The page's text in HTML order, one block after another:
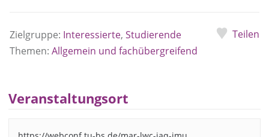
Zielgruppe: Interessierte, Studierende
Themen: Allgemein und fachübergreifend
Teilen
Veranstaltungsort